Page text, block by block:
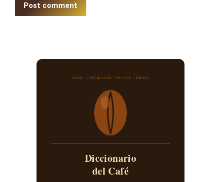
Post comment
ratio · extracción · terroir · tueste
Diccionario
del Café